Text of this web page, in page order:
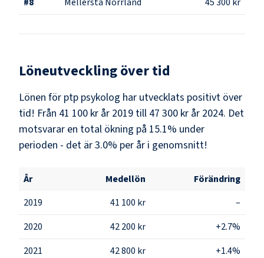
Löneutveckling över tid
Lönen för ptp psykolog har utvecklats positivt över
tid! Från 41 100 kr år 2019 till 47 300 kr år 2024. Det
motsvarar en total ökning på 15.1% under
perioden - det är 3.0% per år i genomsnitt!
År Medellön
Förändring
2019
41 100 kr
–
2020
42 200 kr
+2.7%
2021
42 800 kr
+1.4%